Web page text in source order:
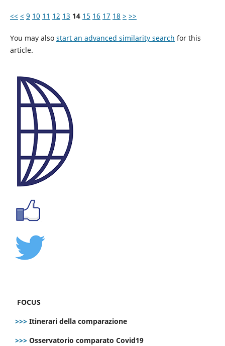
<< < 9 10 11 12 13 14 15 16 17 18 > >>
You may also start an advanced similarity search for this
article.
FOCUS
>>> Itinerari della comparazione
>>> Osservatorio comparato Covid19